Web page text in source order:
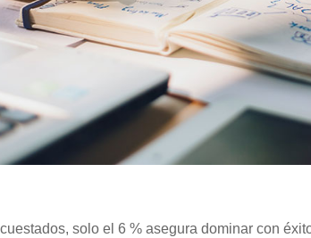
solo el 6 % asegura dominar con